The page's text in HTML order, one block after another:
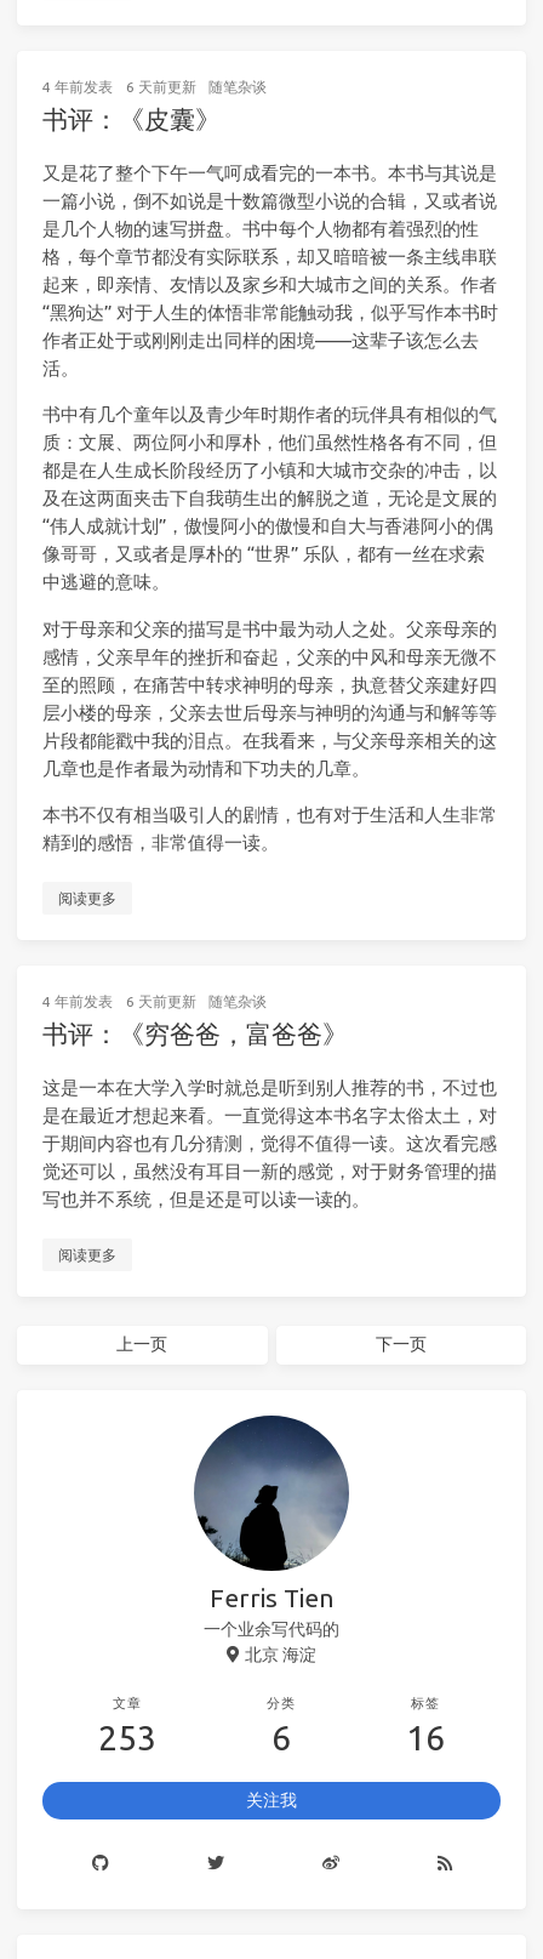
4 年前发表 6 天前更新 随笔杂谈
书评：《皮囊》
又是花了整个下午一气呵成看完的一本书。本书与其说是
一篇小说，倒不如说是十数篇微型小说的合辑，又或者说
是几个人物的速写拼盘。书中每个人物都有着强烈的性
格，每个章节都没有实际联系，却又暗暗被一条主线串联
起来，即亲情、友情以及家乡和大城市之间的关系。作者
“黑狗达” 对于人生的体悟非常能触动我，似乎写作本书时
作者正处于或刚刚走出同样的困境——这辈子该怎么去
活。
书中有几个童年以及青少年时期作者的玩伴具有相似的气
质：文展、两位阿小和厚朴，他们虽然性格各有不同，但
都是在人生成长阶段经历了小镇和大城市交杂的冲击，以
及在这两面夹击下自我萌生出的解脱之道，无论是文展的
“伟人成就计划”，傲慢阿小的傲慢和自大与香港阿小的偶
像哥哥，又或者是厚朴的 “世界” 乐队，都有一丝在求索
中逃避的意味。
对于母亲和父亲的描写是书中最为动人之处。父亲母亲的
感情，父亲早年的挫折和奋起，父亲的中风和母亲无微不
至的照顾，在痛苦中转求神明的母亲，执意替父亲建好四
层小楼的母亲，父亲去世后母亲与神明的沟通与和解等等
片段都能戳中我的泪点。在我看来，与父亲母亲相关的这
几章也是作者最为动情和下功夫的几章。
本书不仅有相当吸引人的剧情，也有对于生活和人生非常
精到的感悟，非常值得一读。
阅读更多
4 年前发表 6 天前更新 随笔杂谈
书评：《穷爸爸，富爸爸》
这是一本在大学入学时就总是听到别人推荐的书，不过也
是在最近才想起来看。一直觉得这本书名字太俗太土，对
于期间内容也有几分猜测，觉得不值得一读。这次看完感
觉还可以，虽然没有耳目一新的感觉，对于财务管理的描
写也并不系统，但是还是可以读一读的。
阅读更多
上一页 下一页
Ferris Tien
一个业余写代码的
北京 海淀
文章
253
分类
6
标签
16
关注我